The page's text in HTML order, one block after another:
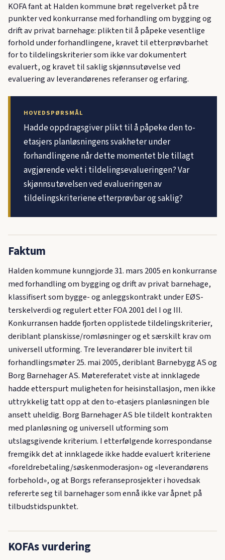
KOFA fant at Halden kommune brøt regelverket på tre
punkter ved konkurranse med forhandling om bygging og
drift av privat barnehage: plikten til å påpeke vesentlige
forhold under forhandlingene, kravet til etterprøvbarhet
for to tildelingskriterier som ikke var dokumentert
evaluert, og kravet til saklig skjønnsutøvelse ved
evaluering av leverandørenes referanser og erfaring.
HOVEDSPØRSMÅL
Hadde oppdragsgiver plikt til å påpeke den to-
etasjers planløsningens svakheter under
forhandlingene når dette momentet ble tillagt
avgjørende vekt i tildelingsevalueringen? Var
skjønnsutøvelsen ved evalueringen av
tildelingskriteriene etterprøvbar og saklig?
Faktum
Halden kommune kunngjorde 31. mars 2005 en konkurranse
med forhandling om bygging og drift av privat barnehage,
klassifisert som bygge- og anleggskontrakt under EØS-
terskelverdi og regulert etter FOA 2001 del I og III.
Konkurransen hadde fjorten opplistede tildelingskriterier,
deriblant planskisse/romløsninger og et særskilt krav om
universell utforming. Tre leverandører ble invitert til
forhandlingsmøter 25. mai 2005, deriblant Barnebygg AS og
Borg Barnehager AS. Møtereferatet viste at innklagede
hadde etterspurt muligheten for heisinstallasjon, men ikke
uttrykkelig tatt opp at den to-etasjers planløsningen ble
ansett uheldig. Borg Barnehager AS ble tildelt kontrakten
med planløsning og universell utforming som
utslagsgivende kriterium. I etterfølgende korrespondanse
fremgikk det at innklagede ikke hadde evaluert kriteriene
«foreldrebetaling/søskenmoderasjon» og «leverandørens
forbehold», og at Borgs referanseprosjekter i hovedsak
refererte seg til barnehager som ennå ikke var åpnet på
tilbudstidspunktet.
KOFAs vurdering